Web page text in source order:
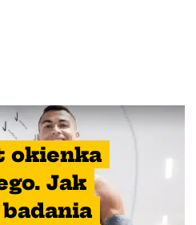
okienka
Jak